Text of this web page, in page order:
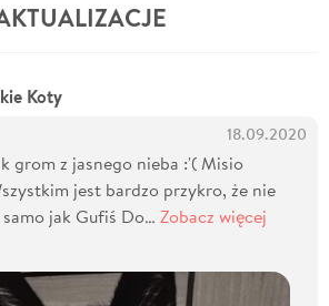
Koty
18.09.2020
grom z jasnego nieba :'( Misio
jest bardzo przykro, że nie
jak Gufiś Do… Zobacz więcej